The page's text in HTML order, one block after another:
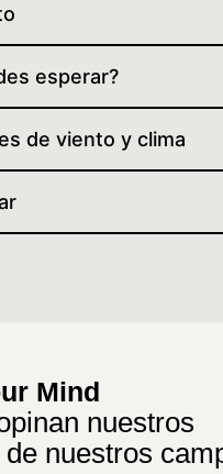
esperar?
de viento y clima
Mind
nuestros
nuestros